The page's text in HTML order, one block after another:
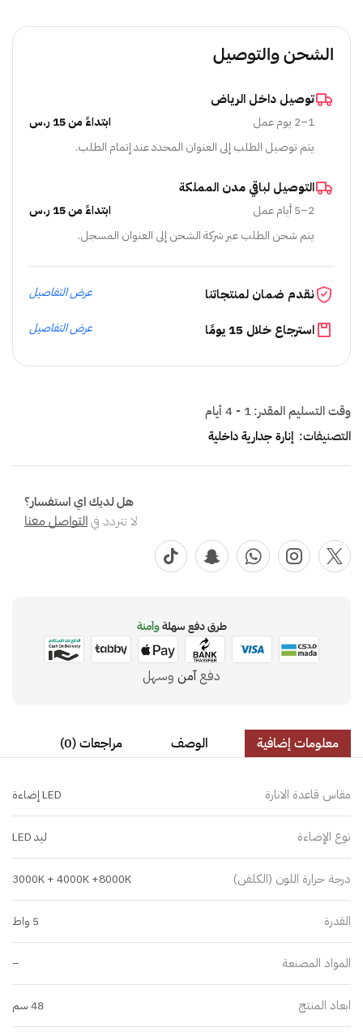
الشحن والتوصيل
توصيل داخل الرياض
1–2 يوم عمل
ابتداءً من 15 ر.س
يتم توصيل الطلب إلى العنوان المحدد عند إتمام الطلب.
التوصيل لباقي مدن المملكة
2–5 أيام عمل
ابتداءً من 15 ر.س
يتم شحن الطلب عبر شركة الشحن إلى العنوان المسجل.
نقدم ضمان لمنتجاتنا عرض التفاصيل
استرجاع خلال 15 يومًا عرض التفاصيل
وقت التسليم المقدر:1 - 4 أيام
التصنيفات: إنارة جدارية داخلية
هل لديك اي استفسار؟
لا تتردد فيالتواصل معنا
طرق دفع سهلةوآمنة
دفعآمن وسهل
معلومات إضافية الوصف مراجعات (0)
مقاس قاعدة الانارة LED إضاءة
نوع الإضاءة ليد LED
درجة حرارة اللون (الكلفن) 3000K + 4000K +8000K
القدرة 5 واط
المواد المصنعة –
ابعاد المنتج 48 سم